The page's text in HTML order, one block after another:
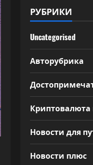
РУБРИКИ
Uncategorised
Авторубрика
Криптовалюта
Новости для
Новости плюс